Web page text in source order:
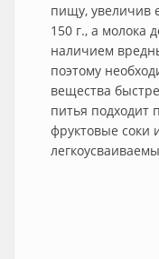
пищу, увеличив
150 г., а молока
наличием
поэтому
вещества
питья подходит
фруктовые соки